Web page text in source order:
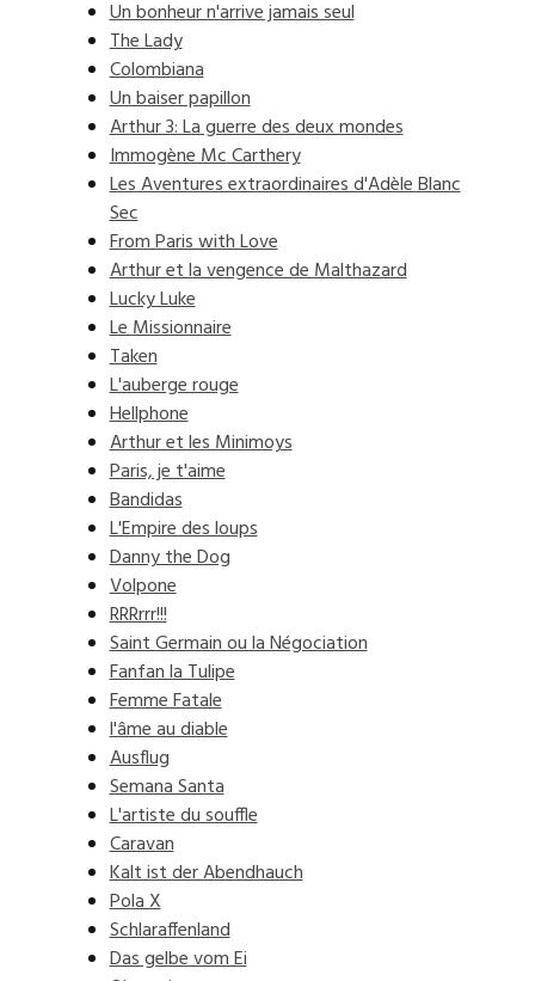
Un bonheur n'arrive jamais seul
The Lady
Colombiana
Un baiser papillon
Arthur 3: La guerre des deux mondes
Immogène Mc Carthery
Les Aventures extraordinaires d'Adèle Blanc
Sec
From Paris with Love
Arthur et la vengence de Malthazard
Lucky Luke
Le Missionnaire
Taken
L'auberge rouge
Hellphone
Arthur et les Minimoys
Paris, je t'aime
Bandidas
L'Empire des loups
Danny the Dog
Volpone
RRRrrr!!!
Saint Germain ou la Négociation
Fanfan la Tulipe
Femme Fatale
l'âme au diable
Ausflug
Semana Santa
L'artiste du souffle
Caravan
Kalt ist der Abendhauch
Pola X
Schlaraffenland
Das gelbe vom Ei